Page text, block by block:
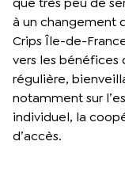
à un changement
Crips Île-de-
vers les bénéfices
régulière,
notamment sur
individuel, la
d’accès.